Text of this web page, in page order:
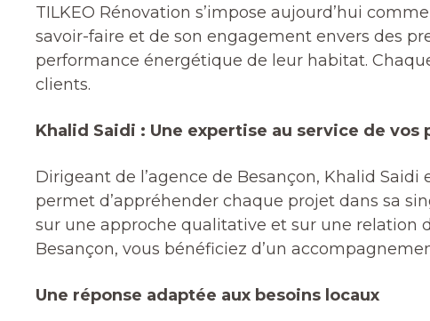
TILKEO Rénovation s’impose aujourd’hui
savoir-faire et de son engagement envers des
performance énergétique de leur habitat.
clients.
Khalid Saidi : Une expertise au service de vos
Dirigeant de l’agence de Besançon, Khalid
permet d’appréhender chaque projet dans sa
sur une approche qualitative et sur une relation
Besançon, vous bénéficiez d’un
Une réponse adaptée aux besoins locaux